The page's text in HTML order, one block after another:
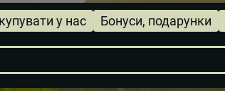
у нас Бонуси, подарунки